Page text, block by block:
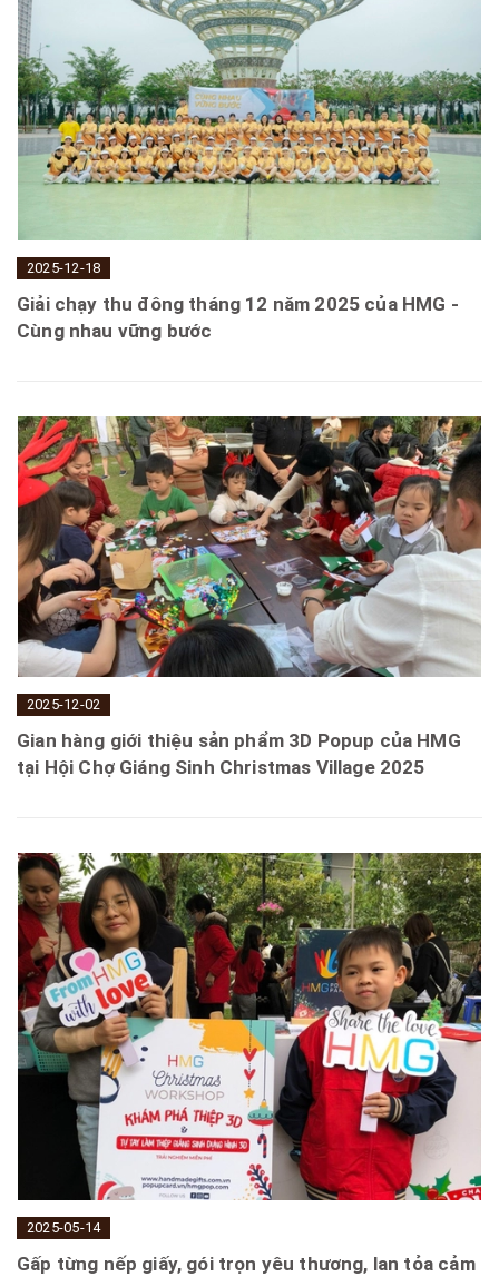
2025-12-18
Giải chạy thu đông tháng 12 năm 2025 của HMG -
Cùng nhau vững bước
2025-12-02
Gian hàng giới thiệu sản phẩm 3D Popup của HMG
tại Hội Chợ Giáng Sinh Christmas Village 2025
2025-05-14
Gấp từng nếp giấy, gói trọn yêu thương, lan tỏa cảm